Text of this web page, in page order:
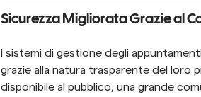
Sicurezza Migliorata Grazie al
I sistemi di gestione degli
grazie alla natura trasparente del loro
disponibile al pubblico, una grande